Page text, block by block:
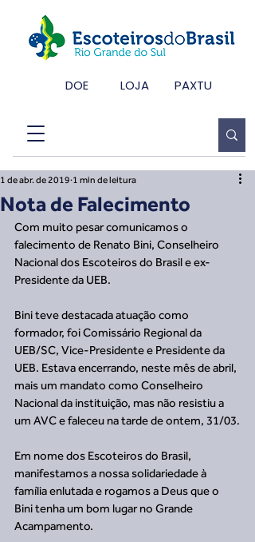
DOE LOJA PAXTU
Nota de Falecimento
1 de abr. de 2019 1 min de leitura
Com muito pesar comunicamos o
falecimento de Renato Bini, Conselheiro
Nacional dos Escoteiros do Brasil e ex-
Presidente da UEB.
Bini teve destacada atuação como
formador, foi Comissário Regional da
UEB/SC, Vice-Presidente e Presidente da
UEB. Estava encerrando, neste mês de abril,
mais um mandato como Conselheiro
Nacional da instituição, mas não resistiu a
um AVC e faleceu na tarde de ontem, 31/03.
Em nome dos Escoteiros do Brasil,
manifestamos a nossa solidariedade à
família enlutada e rogamos a Deus que o
Bini tenha um bom lugar no Grande
Acampamento.